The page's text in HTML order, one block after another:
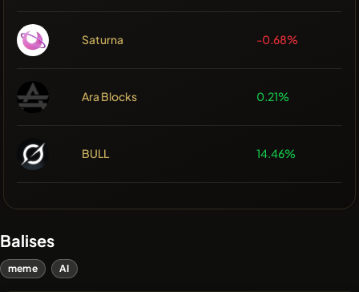
Saturna -0.68%
Ara Blocks 0.21%
BULL 14.46%
Balises
meme AI